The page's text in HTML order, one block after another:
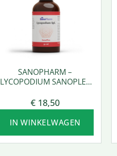
SANOPHARM –
LYCOPODIUM SANOPLEX
€18,50
IN WINKELWAGEN